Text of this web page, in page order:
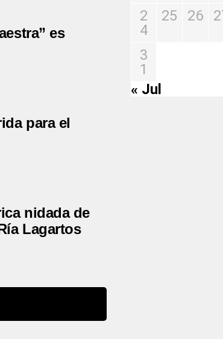
es
para el
nidada de
Lagartos
2
4
25 26
3
1
« Jul